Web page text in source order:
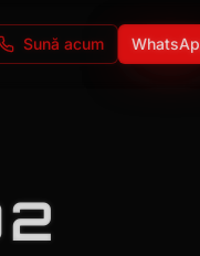
Sună acum